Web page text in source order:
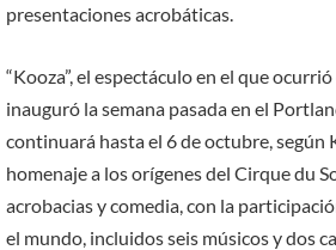
presentaciones acrobáticas.
“Kooza”, el espectáculo en el que
inauguró la semana pasada en el
continuará hasta el 6 de octubre, según
homenaje a los orígenes del Cirque du
acrobacias y comedia, con la
el mundo, incluidos seis músicos y dos